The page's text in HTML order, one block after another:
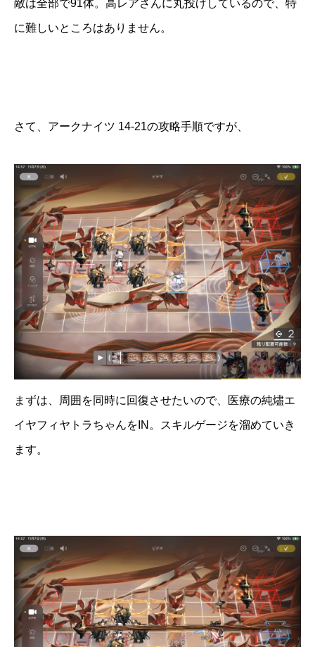
敵は全部で91体。高レアさんに丸投げしているので、特
に難しいところはありません。
さて、アークナイツ 14-21の攻略手順ですが、
まずは、周囲を同時に回復させたいので、医療の純燼エ
イヤフィヤトラちゃんをIN。スキルゲージを溜めていき
ます。